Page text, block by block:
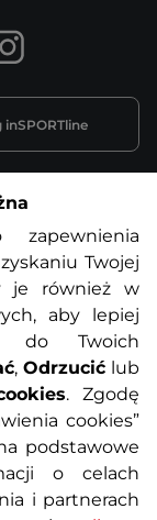
sklepu
przesyłek
lojalnościowy
i serwis
inSPORTline
Instagram
Twojej
je również w
aby lepiej
do Twoich
, Odrzucić lub
. Zgodę
cookies”
podstawowe
o celach
i partnerach